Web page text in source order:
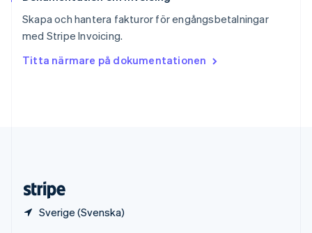
Skapa och hantera fakturor för engångsbetalningar
med Stripe Invoicing.
Titta närmare på dokumentationen
Sverige (Svenska)
Thailand
ไทยEnglish
English